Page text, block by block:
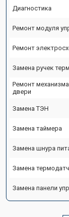
Диагностика
Ремонт модуля
Ремонт
Замена ручек
Ремонт
двери
Замена ТЭН
Замена таймера
Замена шнура
Замена
Замена панели